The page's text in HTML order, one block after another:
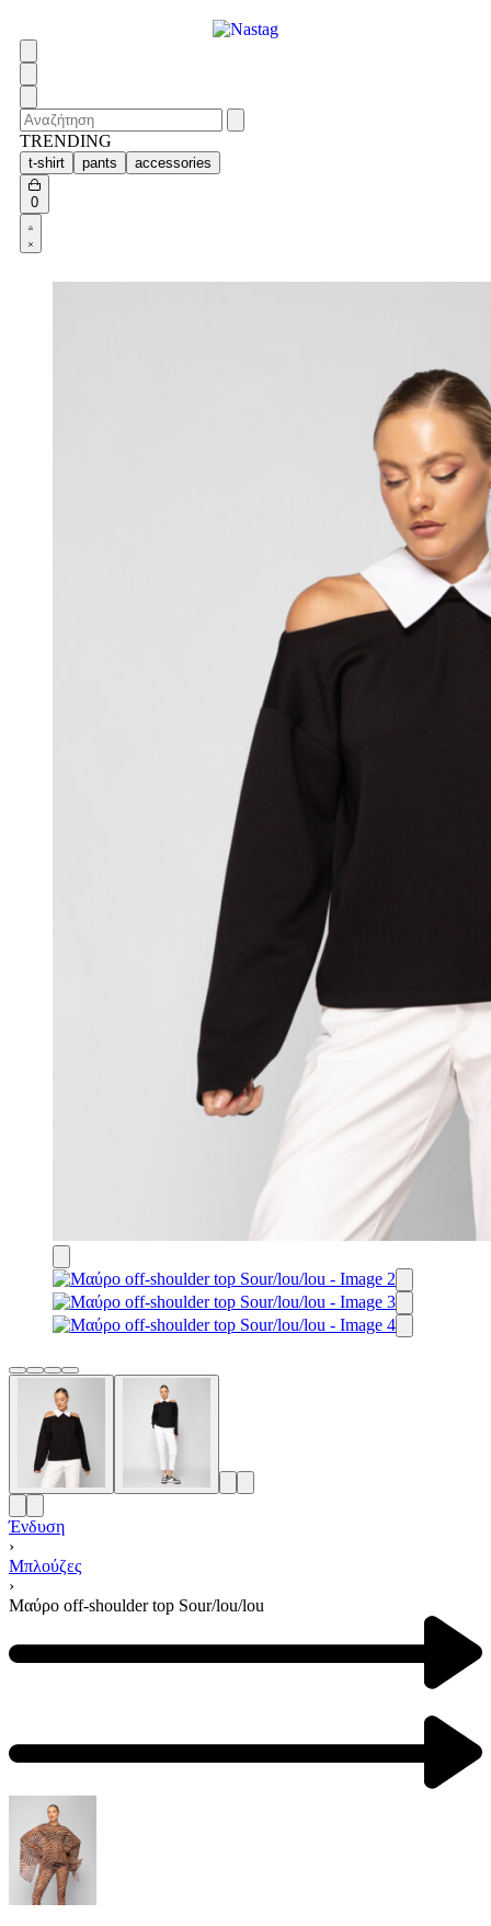
TRENDING
t-shirt pants accessories
0
Ένδυση
›
Μπλούζες
›
Μαύρο off-shoulder top Sour/lou/lou